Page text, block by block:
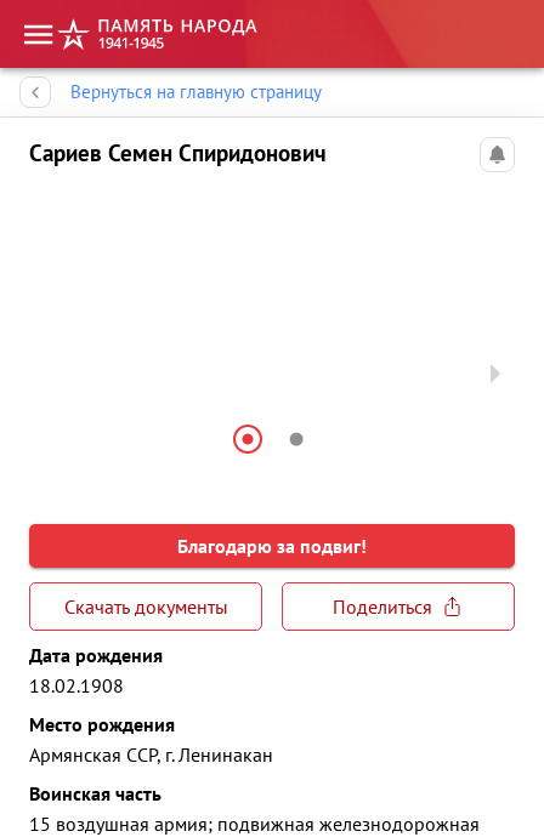
Вернуться на главную страницу
Сариев Семен Спиридонович
Благодарю за подвиг!
Скачать документы
Поделиться
Дата рождения
18.02.1908
Место рождения
Армянская ССР, г. Ленинакан
Воинская часть
15 воздушная армия; подвижная железнодорожная
Память народа